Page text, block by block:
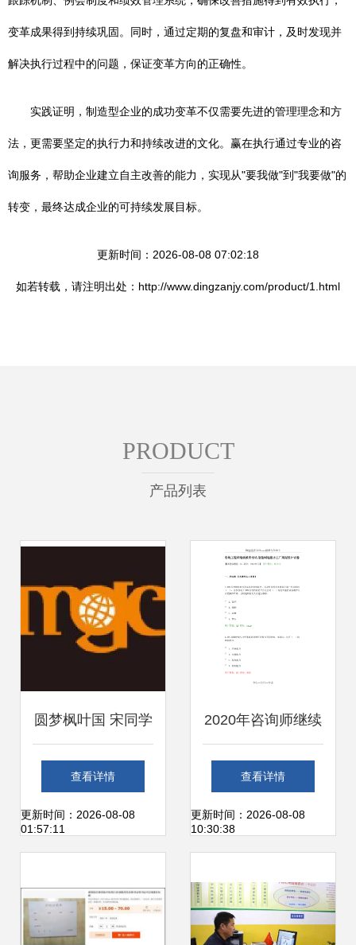
变革成果得到持续巩固。同时，通过定期的复盘和审计，及时发现并
解决执行过程中的问题，保证变革方向的正确性。
实践证明，制造型企业的成功变革不仅需要先进的管理理念和方
法，更需要坚定的执行力和持续改进的文化。赢在执行通过专业的咨
询服务，帮助企业建立自主改善的能力，实现从"要我做"到"我要做"的
转变，最终达成企业的可持续发展目标。
更新时间：2026-08-08 07:02:18
如若转载，请注明出处：http://www.dingzanjy.com/product/1.html
PRODUCT
产品列表
圆梦枫叶国 宋同学
喜获加拿大CSQ移
民甄选证
查看详情
更新时间：2026-08-08
01:57:11
2020年咨询师继续
教育-智能制造数字
工厂规划设计试卷
查看详情
更新时间：2026-08-08
10:30:38